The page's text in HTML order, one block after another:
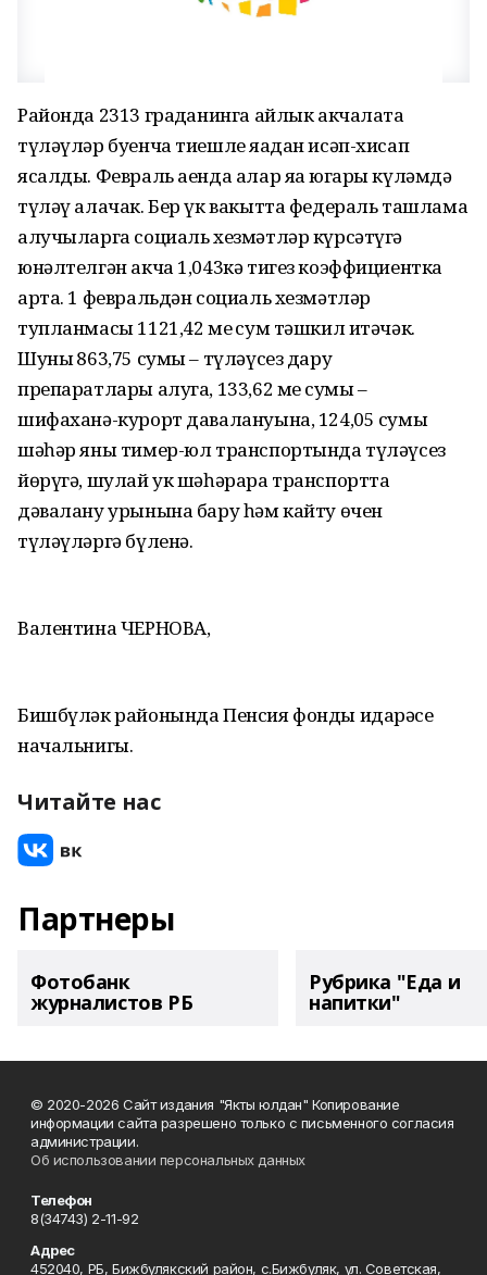
Районда 2313 граңданинга айлык акчалата
түләүләр буенча тиешле яңадан исәп-хисап
ясалды. Февраль аенда алар яңа югары күләмдә
түләү алачак. Бер үк вакытта федераль ташлама
алучыларга социаль хезмәтләр күрсәтүгә
юнәлтелгән акча 1,043кә тигез коэффициентка
арта. 1 февральдән социаль хезмәтләр
тупланмасы 1121,42 мең сум тәшкил итәчәк.
Шуның 863,75 сумы – түләүсез дару
препаратлары алуга, 133,62 мең сумы –
шифаханә-курорт давалануына, 124,05 сумы
шәһәр яны тимер-юл транспортында түләүсез
йөрүгә, шулай ук шәһәрара транспортта
дәвалану урынына бару һәм кайту өчен
түләүләргә бүленә.
Валентина ЧЕРНОВА,
Бишбүләк районында Пенсия фонды идарәсе
начальнигы.
Читайте нас
Партнеры
Фотобанк
журналистов РБ
Рубрика "Еда и
напитки"
© 2020-2026 Сайт издания "Якты юлдан" Копирование
информации сайта разрешено только с письменного согласия
администрации.
Об использовании персональных данных
Телефон
8(34743) 2-11-92
Адрес
452040, РБ, Бижбулякский район, с.Бижбуляк, ул. Советская,